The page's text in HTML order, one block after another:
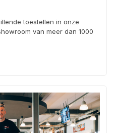
toestellen in onze
van meer dan 1000